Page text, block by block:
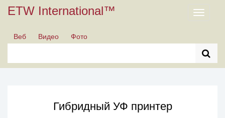
ETW International™
Toggle
Веб
Видео Фото
Гибридный УФ принтер